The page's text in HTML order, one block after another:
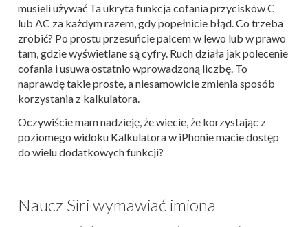
musieli używać Ta ukryta funkcja cofania przycisków C
lub AC za każdym razem, gdy popełnicie błąd. Co trzeba
zrobić? Po prostu przesuńcie palcem w lewo lub w prawo
tam, gdzie wyświetlane są cyfry. Ruch działa jak polecenie
cofania i usuwa ostatnio wprowadzoną liczbę. To
naprawdę takie proste, a niesamowicie zmienia sposób
korzystania z kalkulatora.
Oczywiście mam nadzieję, że wiecie, że korzystając z
poziomego widoku Kalkulatora w iPhonie macie dostęp
do wielu dodatkowych funkcji?
Naucz Siri wymawiać imiona